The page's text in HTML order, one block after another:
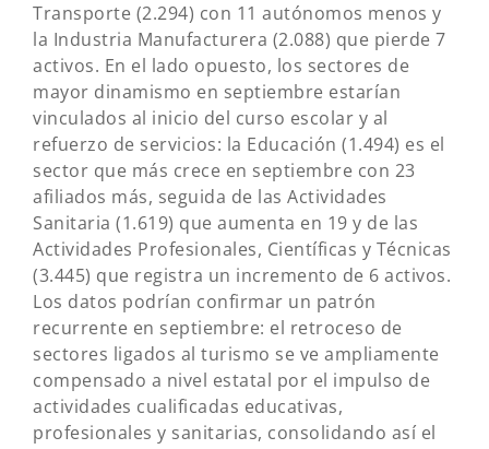
Transporte (2.294) con 11 autónomos menos y
la Industria Manufacturera (2.088) que pierde 7
activos. En el lado opuesto, los sectores de
mayor dinamismo en septiembre estarían
vinculados al inicio del curso escolar y al
refuerzo de servicios: la Educación (1.494) es el
sector que más crece en septiembre con 23
afiliados más, seguida de las Actividades
Sanitaria (1.619) que aumenta en 19 y de las
Actividades Profesionales, Científicas y Técnicas
(3.445) que registra un incremento de 6 activos.
Los datos podrían confirmar un patrón
recurrente en septiembre: el retroceso de
sectores ligados al turismo se ve ampliamente
compensado a nivel estatal por el impulso de
actividades cualificadas educativas,
profesionales y sanitarias, consolidando así el